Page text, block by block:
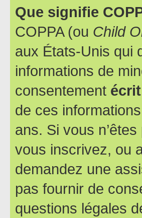
Que signifie
COPPA (ou Child
aux États-Unis qui
informations de
consentement écrit
de ces
ans. Si vous
vous inscrivez, ou
demandez une
pas fournir de
questions légales